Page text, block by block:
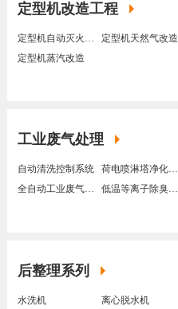
定型机改造工程
定型机自动灭火装置
定型机天然气改造
定型机蒸汽改造
工业废气处理
自动清洗控制系统
荷电喷淋塔净化装置
全自动工业废气处理装置
低温等离子除臭装置
后整理系列
水洗机
离心脱水机